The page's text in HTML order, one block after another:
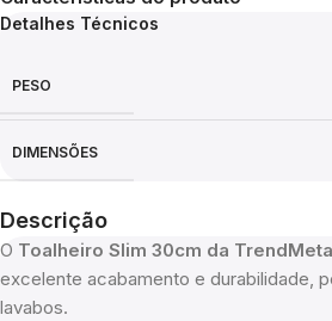
Detalhes Técnicos
PESO
DIMENSÕES
Descrição
O Toalheiro Slim 30cm da
excelente acabamento e durabilidade,
lavabos.